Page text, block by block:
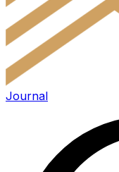
Journal